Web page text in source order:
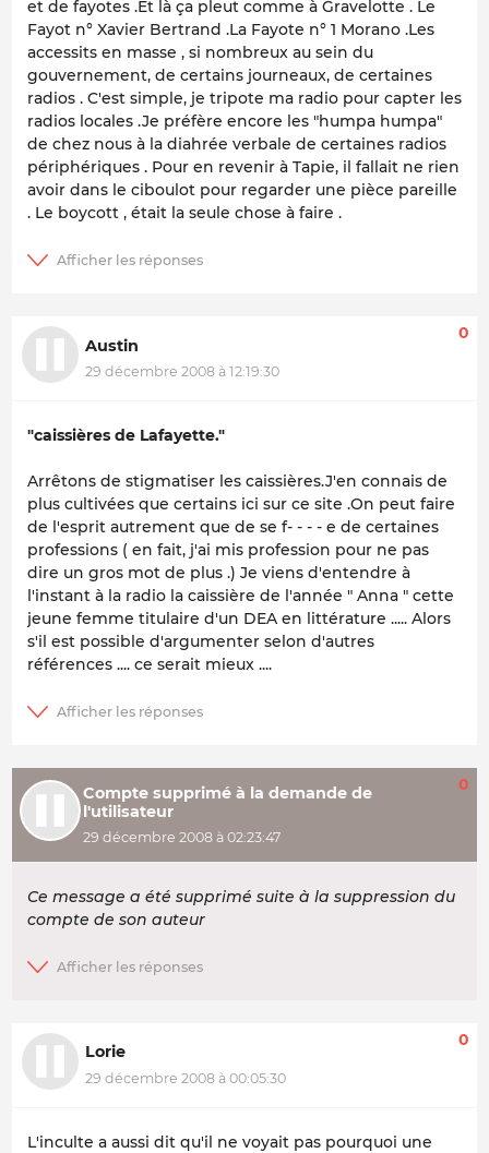
et de fayotes .Et là ça pleut comme à Gravelotte . Le
Fayot n° Xavier Bertrand .La Fayote n° 1 Morano .Les
accessits en masse , si nombreux au sein du
gouvernement, de certains journeaux, de certaines
radios . C'est simple, je tripote ma radio pour capter les
radios locales .Je préfère encore les "humpa humpa"
de chez nous à la diahrée verbale de certaines radios
périphériques . Pour en revenir à Tapie, il fallait ne rien
avoir dans le ciboulot pour regarder une pièce pareille
. Le boycott , était la seule chose à faire .
Austin
29 décembre 2008 à 12:19:30
0
"caissières de Lafayette."
Arrêtons de stigmatiser les caissières.J'en connais de
plus cultivées que certains ici sur ce site .On peut faire
de l'esprit autrement que de se f- - - - e de certaines
professions ( en fait, j'ai mis profession pour ne pas
dire un gros mot de plus .) Je viens d'entendre à
l'instant à la radio la caissière de l'année " Anna " cette
jeune femme titulaire d'un DEA en littérature ..... Alors
s'il est possible d'argumenter selon d'autres
références .... ce serait mieux ....
Compte supprimé à la demande de
l'utilisateur
29 décembre 2008 à 02:23:47
0
Ce message a été supprimé suite à la suppression du
compte de son auteur
Lorie
29 décembre 2008 à 00:05:30
0
L'inculte a aussi dit qu'il ne voyait pas pourquoi une